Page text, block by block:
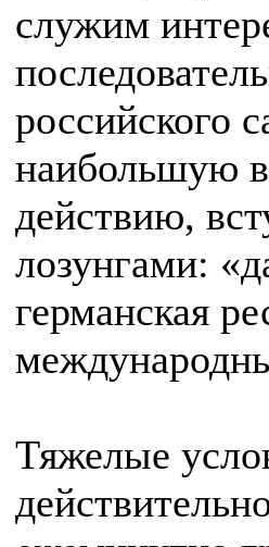
служим
российского
наибольшую
действию,
лозунгами:
германская
Тяжелые